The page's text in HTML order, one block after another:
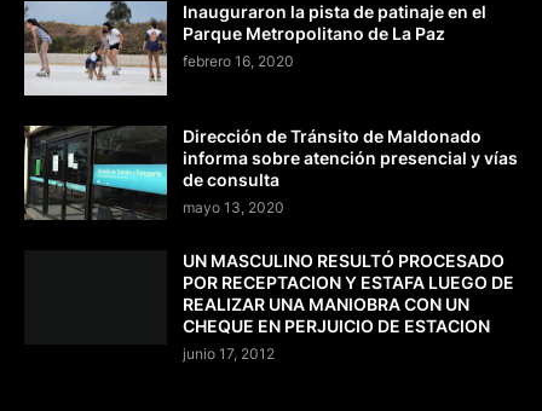
Inauguraron la pista de patinaje en el
Parque Metropolitano de La Paz
febrero 16, 2020
Dirección de Tránsito de Maldonado
informa sobre atención presencial y vías
de consulta
mayo 13, 2020
UN MASCULINO RESULTÓ PROCESADO
POR RECEPTACION Y ESTAFA LUEGO DE
REALIZAR UNA MANIOBRA CON UN
CHEQUE EN PERJUICIO DE ESTACION
junio 17, 2012